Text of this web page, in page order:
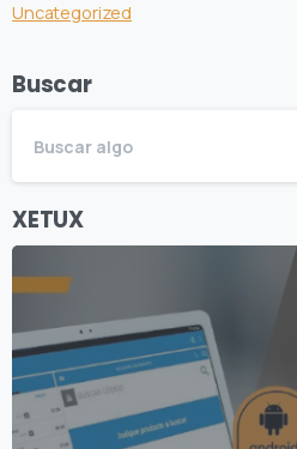
Uncategorized
Buscar
XETUX